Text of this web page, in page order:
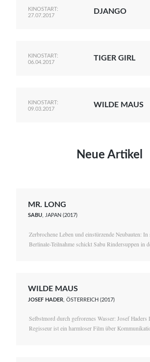
KINOSTART:
27.07.2017
DJANGO
KINOSTART:
06.04.2017
TIGER GIRL
KINOSTART:
09.03.2017
WILDE MAUS
Neue Artikel
MR. LONG
SABU, JAPAN (2017)
Zerbrochene Leben und einstürzende Neubauten: In
Berlinale-Teilnahme schickt Sabu Rindersuppen in
WILDE MAUS
JOSEF HADER , ÖSTERREICH (2017)
Selbstmord durch gefrorenes Wasser: Josef Haders
Regisseur ist ein harmloser Film über